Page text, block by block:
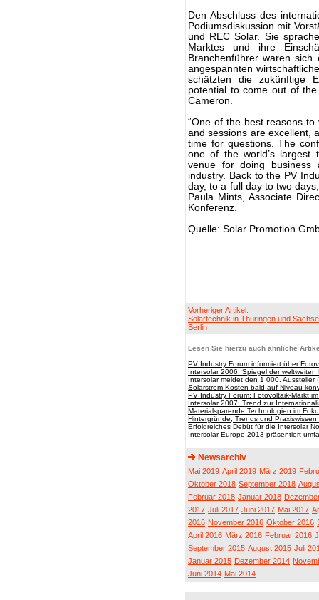
Den Abschluss des
Podiumsdiskussion mit
und REC Solar. Sie
Marktes und ihre
Branchenführer waren
angespannten
schätzten die zukünftige
potential to come out of
Cameron.
“One of the best reasons
and sessions are excellent,
time for questions. The
one of the world’s largest
venue for doing
industry. Back to the PV
day, to a full day to two
Paula Mints, Associate
Konferenz.
Quelle: Solar Promotion
Vorheriger Artikel:
Solartechnik in Thüringen und
Berlin
Lesen Sie hierzu auch ähnliche
PV Industry Forum informiert über
Intersolar 2006: Spiegel der weltweiten
Intersolar meldet den 1 000. Aussteller
Solarstrom-Kosten bald auf Niveau
PV Industry Forum: Fotovoltaik-Markt
Intersolar 2007: Trend zur
Materialsparende Technologien im
Hintergründe, Trends und
Erfolgreiches Debüt für die Intersolar
Intersolar Europe 2013 präsentiert
Newsarchiv
Mai 2019 April 2019 März 2019
Oktober 2018 September 2018
Februar 2018 Januar 2018
2017 Juli 2017 Juni 2017 Mai 2017
2016 November 2016 Oktober 2016
April 2016 März 2016 Februar 2016
September 2015 August 2015 Juli
Januar 2015 Dezember 2014
Juni 2014 Mai 2014